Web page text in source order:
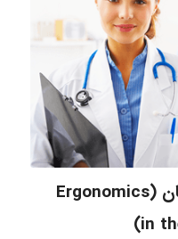
ارگونومی در محیط بیمارستان (Ergonomics
in